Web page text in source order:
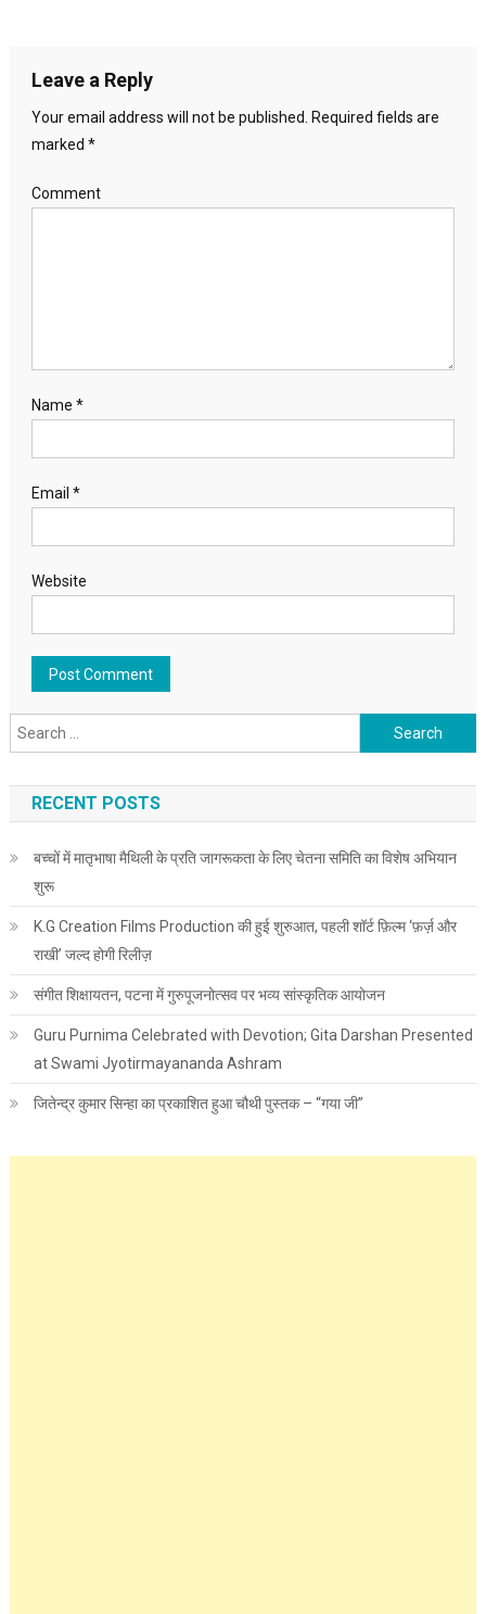
Leave a Reply
Your email address will not be published.
Required fields are
marked *
Comment
Name *
Email *
Website
Search for:
RECENT POSTS
बच्चों में मातृभाषा मैथिली के प्रति जागरूकता के लिए चेतना समिति का विशेष अभियान
शुरू
K.G Creation Films Production की हुई शुरुआत, पहली शॉर्ट फ़िल्म ‘फ़र्ज़ और
राखी’ जल्द होगी रिलीज़
संगीत शिक्षायतन, पटना में गुरुपूजनोत्सव पर भव्य सांस्कृतिक आयोजन
Guru Purnima Celebrated with Devotion; Gita Darshan Presented
at Swami Jyotirmayananda Ashram
जितेन्द्र कुमार सिन्हा का प्रकाशित हुआ चौथी पुस्तक – “गया जी”